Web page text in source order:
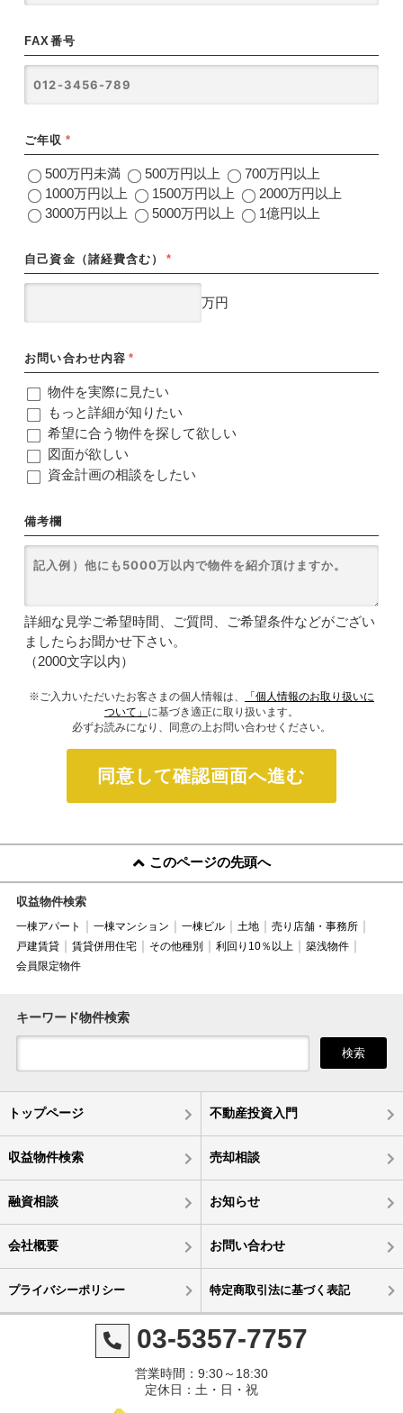
FAX番号
ご年収 *
500万円未満 500万円以上
700万円以上
1000万円以上
1500万円以上
2000万円以上
3000万円以上
5000万円以上 1億円以上
自己資金（諸経費含む） *
万円
お問い合わせ内容 *
物件を実際に見たい
もっと詳細が知りたい
希望に合う物件を探して欲しい
図面が欲しい
資金計画の相談をしたい
備考欄
詳細な見学ご希望時間、ご質問、ご希望条件などがござい
ましたらお聞かせ下さい。
（2000文字以内）
※ご入力いただいたお客さまの個人情報は、
「個人情報のお取り扱いに
ついて」 に基づき適正に取り扱います。
必ずお読みになり、同意の上お問い合わせください。
同意して確認画面へ進む
このページの先頭へ
収益物件検索
一棟アパート 一棟マンション 一棟ビル 土地
売り店舗・事務所
戸建賃貸
賃貸併用住宅 その他種別 利回り10％以上
築浅物件
会員限定物件
キーワード物件検索
検索
トップページ 不動産投資入門
収益物件検索 売却相談
融資相談 お知らせ
会社概要 お問い合わせ
プライバシーポリシー 特定商取引法に基づく表記
03-5357-7757
営業時間：9:30～18:30
定休日：土・日・祝